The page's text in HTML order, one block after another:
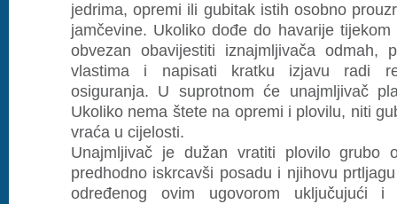
jedrima, opremi ili gubitak istih osobno
jamčevine. Ukoliko dođe do havarije tijekom
obvezan obavijestiti iznajmljivača odmah,
vlastima i napisati kratku izjavu radi
osiguranja. U suprotnom će unajmljivač
Ukoliko nema štete na opremi i plovilu, niti
vraća u cijelosti.
Unajmljivač je dužan vratiti plovilo grubo
predhodno iskrcavši posadu i njihovu
određenog ovim ugovorom uključujući